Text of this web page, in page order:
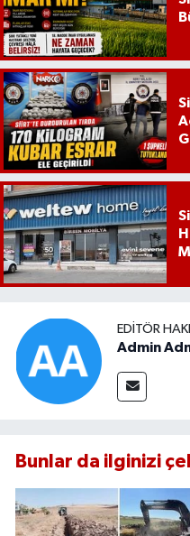
EDITÖR
Admin
Bunlar da ilginizi